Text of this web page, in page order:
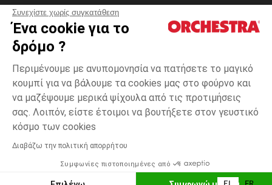
Συνεχίστε χωρίς συγκατάθεση
Ένα cookie για το
δρόμο ?
Περιμένουμε με ανυπομονησία να πατήσετε το μαγικό
κουμπί για να βάλουμε τα cookies μας στο φούρνο και
να μαζέψουμε μερικά ψίχουλα από τις προτιμήσεις
σας. Λοιπόν, είστε έτοιμοι να βουτήξετε στον γευστικό
κόσμο των cookies
Διαβάζω την πολιτική απορρήτου
Συμφωνίες πιστοποιημένες από
Γκρι
one
Δυνατότητα πληρωμής με
ΠΡΟΣΘΉΚΗ ΣΤΟ ΚΑΛΆΘΙ
Γενικοί 'Οροι Πώλησης
*Εμπορικες προσφορες
Προσωπικά δεδομένα
Διαχείρηση των cookies
Προσβασιμότητα: μη συμμορφούμενη
H Orchestra συμμετέχει στον κωδικά δεοντολογίας και στο σύστημα
μεσολάβησης της Γαλλικής Ομοσπονδίας Ηλεκτρονικού Εμπορίου.